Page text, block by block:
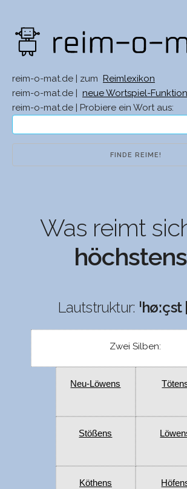
reim-o-mat.de | zum
Reimlexikon
reim-o-mat.de |
neue Wortspiel-Funktion
reim-o-mat.de | Probiere ein Wort aus:
Was reimt
Lautstruktur: ˈhøːçst
Zwei Silben:
Neu-Löwens
Stößens
Köthens